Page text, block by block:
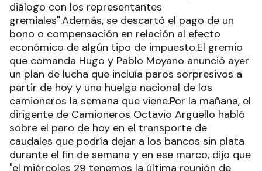
diálogo con los representantes
gremiales".Además, se descartó el pago de un
bono o compensación en relación al efecto
económico de algún tipo de impuesto.El gremio
que comanda Hugo y Pablo Moyano anunció ayer
un plan de lucha que incluía paros sorpresivos a
partir de hoy y una huelga nacional de los
camioneros la semana que viene.Por la mañana, el
dirigente de Camioneros Octavio Argüello habló
sobre el paro de hoy en el transporte de
caudales que podría dejar a los bancos sin plata
durante el fin de semana y en ese marco, dijo que
"el miércoles 29 tenemos la última reunión de